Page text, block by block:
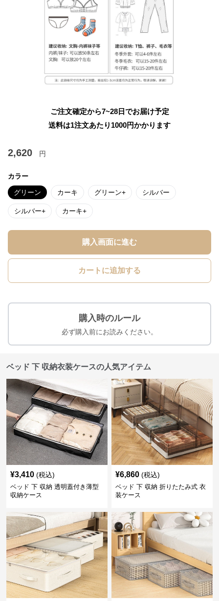
ご注文確定から7~28日でお届け予定
送料は1注文あたり 1000円かかります
2,620 円
カラー
グリーン カーキ グリーン+ シルバー
シルバー+ カーキ+
購入画面に進む
カートに追加する
購入時のルール
必ず購入前にお読みください。
ベッド 下 収納衣装ケースの人気アイテム
¥3,410 (税込)
ベッド 下 収納 透明蓋付き薄型
収納ケース
¥6,860 (税込)
ベッド 下 収納 折りたたみ式 衣
装ケース